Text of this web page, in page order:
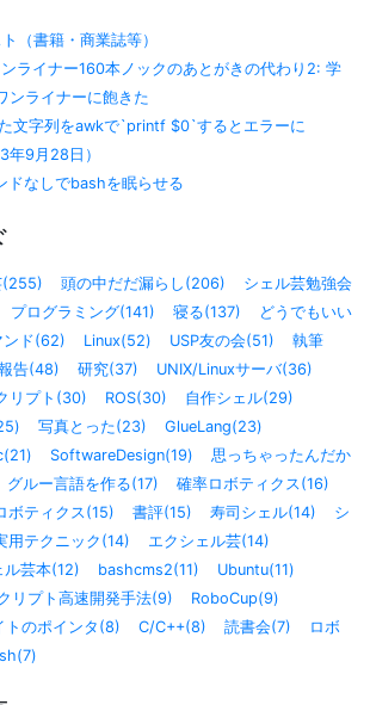
（書籍・商業誌等）
ライナー160本ノックのあとがきの代わり2: 学
ンライナーに飽きた
文字列をawkで`printf $0`するとエラーに
年9月28日）
ドなしでbashを眠らせる
(255) 頭の中だだ漏らし(206)
シェル芸勉強会
プログラミング(141) 寝る(137)
どうでもいい
ンド(62) Linux(52) USP友の会(51)
執筆
告(48) 研究(37)
UNIX/Linuxサーバ(36)
リプト(30) ROS(30)
自作シェル(29)
写真とった(23)
GlueLang(23)
SoftwareDesign(19)
思っちゃったんだか
グルー言語を作る(17)
確率ロボティクス(16)
ボティクス(15) 書評(15) 寿司シェル(14)
シ
用テクニック(14)
エクシェル芸(14)
ル芸本(12) bashcms2(11)
Ubuntu(11)
リプト高速開発手法(9)
RoboCup(9)
トのポインタ(8) C/C++(8) 読書会(7)
ロボ